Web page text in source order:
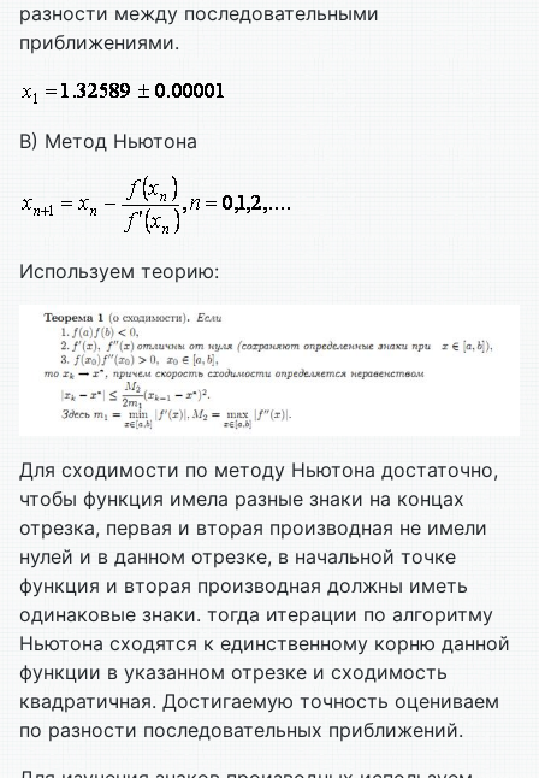
разности между последовательными
приближениями.
В) Метод Ньютона
Используем теорию:
Для сходимости по методу Ньютона достаточно,
чтобы функция имела разные знаки на концах
отрезка, первая и вторая производная не имели
нулей и в данном отрезке, в начальной точке
функция и вторая производная должны иметь
одинаковые знаки. тогда итерации по алгоритму
Ньютона сходятся к единственному корню данной
функции в указанном отрезке и сходимость
квадратичная. Достигаемую точность оцениваем
по разности последовательных приближений.